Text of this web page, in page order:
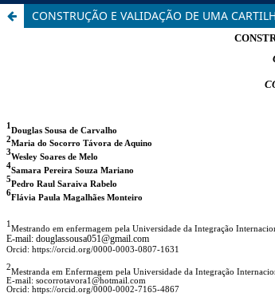
CONSTRUÇÃO E VALIDAÇÃO DE UMA